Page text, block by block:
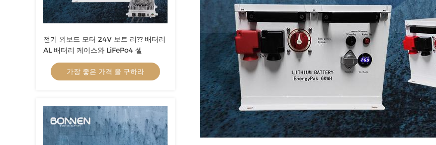
전기 외보드 모터 24V 보트 리?? 배터리
AL 배터리 케이스와 LiFePo4 셀
가장 좋은 가격 을 구하라